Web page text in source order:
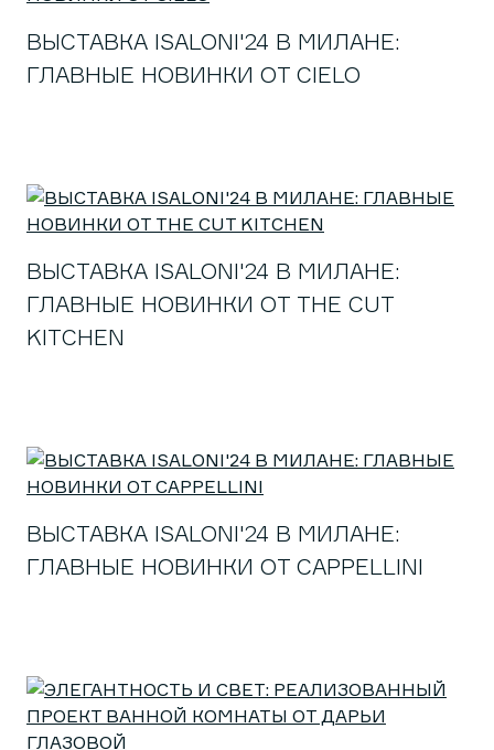
ВЫСТАВКА ISALONI'24 В МИЛАНЕ:
ГЛАВНЫЕ НОВИНКИ ОТ CIELO
ВЫСТАВКА ISALONI'24 В МИЛАНЕ:
ГЛАВНЫЕ НОВИНКИ ОТ THE CUT
KITCHEN
ВЫСТАВКА ISALONI'24 В МИЛАНЕ:
ГЛАВНЫЕ НОВИНКИ ОТ CAPPELLINI